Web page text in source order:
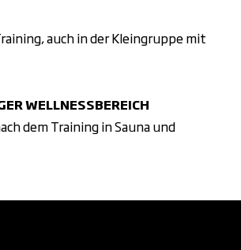
auch in der Kleingruppe mit
WELLNESSBEREICH
dem Training in Sauna und